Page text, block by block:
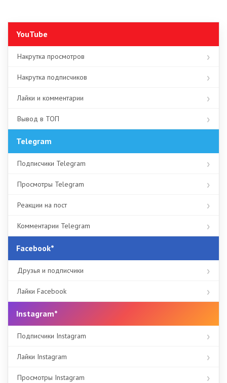
YouTube
Накрутка просмотров
Накрутка подписчиков
Лайки и комментарии
Вывод в ТОП
Telegram
Подписчики Telegram
Просмотры Telegram
Реакции на пост
Комментарии Telegram
Facebook*
Друзья и подписчики
Лайки Facebook
Instagram*
Подписчики Instagram
Лайки Instagram
Просмотры Instagram